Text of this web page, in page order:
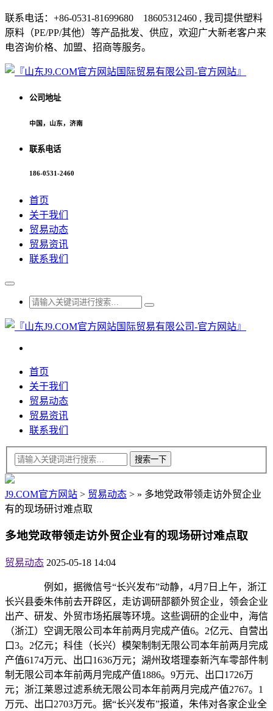
联系电话：+86-0531-81699680 18605312460 , 我司提供塑料
原料（PE/PP/其他）等产品批发、供应，欢迎广大新老客户来
电咨询价格、加盟、招商等服务。
公司地址
中国，山东，济南
联系电话
186-0531-2460
首页
关于我们
贸易动态
贸易资讯
联系我们
首页
关于我们
贸易动态
贸易资讯
联系我们
J9.COM官方网站 > 贸易动态 > » 多地党政带领走访外贸企业
有的现场研讨难点取
多地党政带领走访外贸企业有的现场研讨难点取
贸易动态 2025-05-18 14:04
例如，据微信号“长兴发布”动静，4月7日上午，浙江
长兴县委朱伟前去开辟区，走访调研部额外贸企业，领会企业
出产、研发、外贸市场拓展等环境。这些调研的企业中，海信
（浙江）空调无限公司本年前两月完成产值6。2亿元、自营出
口3。2亿元；科佳（长兴）模架制制无限公司本年前两月完成
产值6174万元、出口1636万元；湖州玫塔理泰新汽车零部件制
制无限公司本年前两月完成产值1886。9万元、出口1726万
元；浙江莱恩过滤系统无限公司本年前两月完成产值2767。1
万元、出口2703万元。据“长兴发布”报道，朱伟对各家企业全